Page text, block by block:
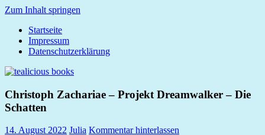
Zum Inhalt springen
tealicious
books
Startseite
Impressum
Datenschutzerklärung
Christoph Zachariae – Projekt Dreamwalker – Die
Schatten
14. August 2022 Julia Kommentar hinterlassen